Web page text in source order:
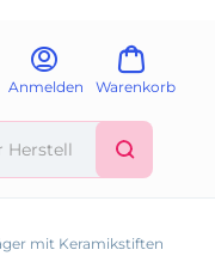
Anmelden Warenkorb
mit Keramikstiften